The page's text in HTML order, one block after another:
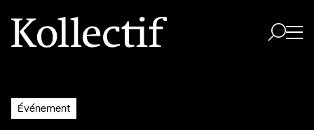
Aller à la page d'accueil
Logo Kollectif
Événement